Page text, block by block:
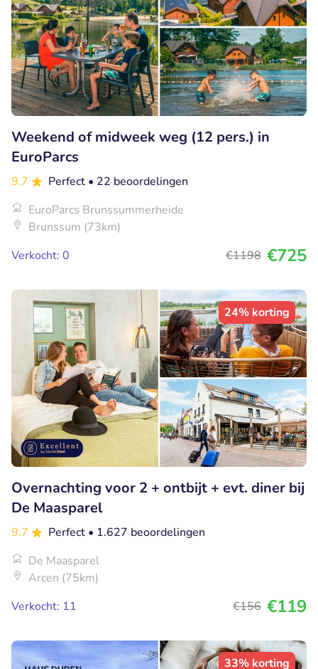
Weekend of midweek weg (12 pers.) in
EuroParcs
9.7 Perfect • 22 beoordelingen
EuroParcs Brunssummerheide
Brunssum (73km)
Verkocht: 0
€1198 €725
24% korting
Overnachting voor 2 + ontbijt + evt. diner bij
De Maasparel
9.7 Perfect • 1.627 beoordelingen
De Maasparel
Arcen (75km)
Verkocht: 11
€156 €119
33% korting